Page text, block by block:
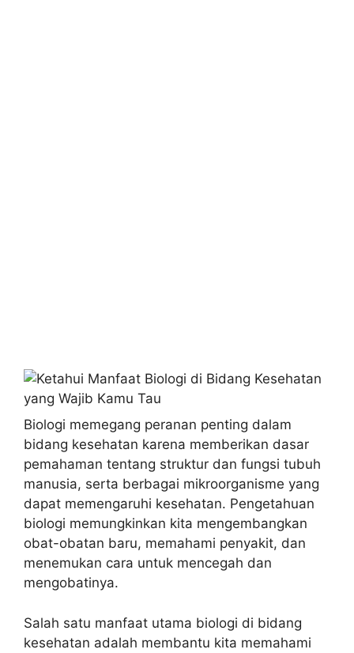
Biologi memegang peranan penting dalam
bidang kesehatan karena memberikan dasar
pemahaman tentang struktur dan fungsi tubuh
manusia, serta berbagai mikroorganisme yang
dapat memengaruhi kesehatan. Pengetahuan
biologi memungkinkan kita mengembangkan
obat-obatan baru, memahami penyakit, dan
menemukan cara untuk mencegah dan
mengobatinya.
Salah satu manfaat utama biologi di bidang
kesehatan adalah membantu kita memahami